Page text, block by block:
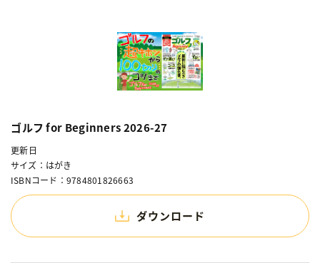
ゴルフ for Beginners 2026-27
更新日
サイズ：はがき
ISBNコード：9784801826663
ダウンロード